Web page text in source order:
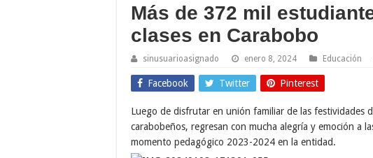
Más de 372 mil
clases en Carabobo
sinusuarioasignado enero 8, 2024 Educación
Facebook Twitter Pinterest
Luego de disfrutar en unión familiar de las festividades
carabobeños, regresan con mucha alegría y emoción a
momento pedagógico 2023-2024 en la entidad.